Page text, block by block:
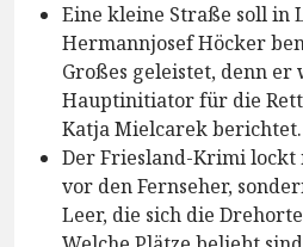
Eine kleine Straße soll in
Hermannjosef Höcker
Großes geleistet, denn er
Hauptinitiator für die
Katja Mielcarek berichtet.
Der Friesland-Krimi lockt
vor den Fernseher,
Leer, die sich die